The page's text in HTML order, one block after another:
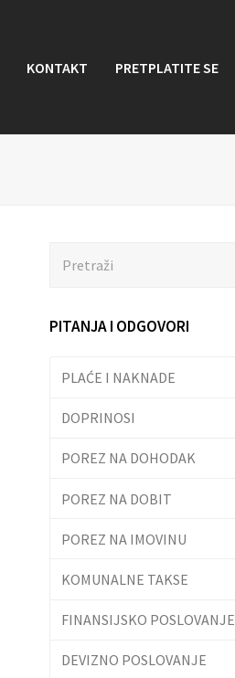
KONTAKT PRETPLATITE SE
PITANJA I ODGOVORI
PLAĆE I NAKNADE
DOPRINOSI
POREZ NA DOHODAK
POREZ NA DOBIT
POREZ NA IMOVINU
KOMUNALNE TAKSE
FINANSIJSKO POSLOVANJE
DEVIZNO POSLOVANJE